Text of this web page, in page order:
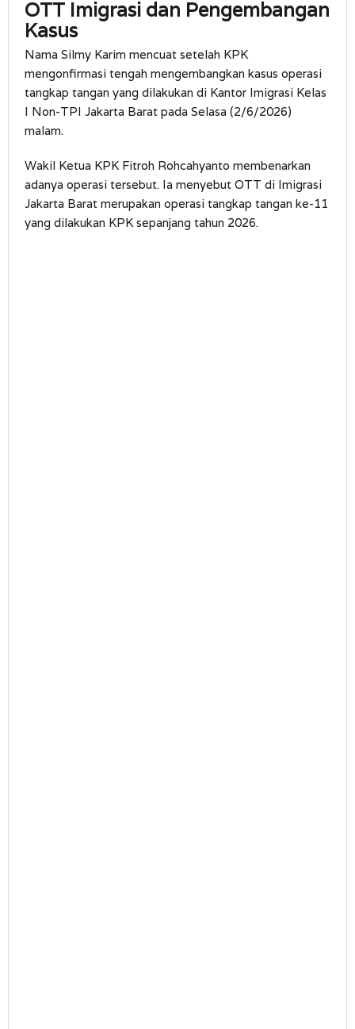
OTT Imigrasi dan Pengembangan
Kasus
Nama Silmy Karim mencuat setelah KPK
mengonfirmasi tengah mengembangkan kasus operasi
tangkap tangan yang dilakukan di Kantor Imigrasi Kelas
I Non-TPI Jakarta Barat pada Selasa (2/6/2026)
malam.
Wakil Ketua KPK Fitroh Rohcahyanto membenarkan
adanya operasi tersebut. Ia menyebut OTT di Imigrasi
Jakarta Barat merupakan operasi tangkap tangan ke-11
yang dilakukan KPK sepanjang tahun 2026.